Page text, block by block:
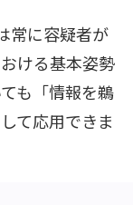
常に容疑者が
ける基本姿勢
も「情報を鵜
て応用できま